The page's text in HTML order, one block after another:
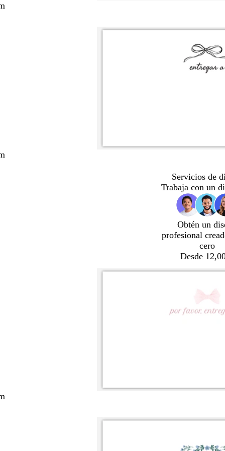
Servicios de
Trabaja con un
Obtén un
profesional
cero
Desde